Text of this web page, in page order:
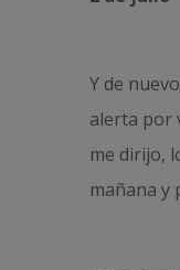
Y de
alerta por
me dirijo,
mañana y